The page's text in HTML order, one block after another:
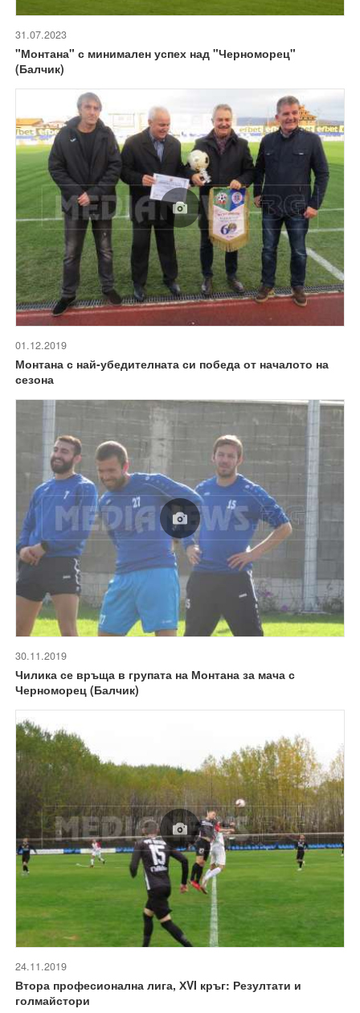
31.07.2023
"Монтана" с минимален успех над "Черноморец"
(Балчик)
01.12.2019
Монтана с най-убедителната си победа от началото на
сезона
30.11.2019
Чилика се връща в групата на Монтана за мача с
Черноморец (Балчик)
24.11.2019
Втора професионална лига, ХVI кръг: Резултати и
голмайстори